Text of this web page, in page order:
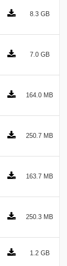
8.3 GB
7.0 GB
164.0 MB
250.7 MB
163.7 MB
250.3 MB
1.2 GB